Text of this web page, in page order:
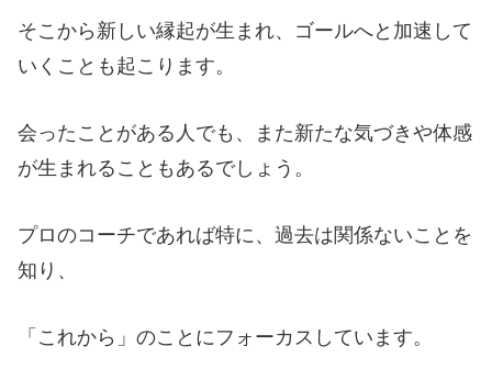
そこから新しい縁起が生まれ、ゴールへと加速して
いくことも起こります。
会ったことがある人でも、また新たな気づきや体感
が生まれることもあるでしょう。
プロのコーチであれば特に、過去は関係ないことを
知り、
「これから」のことにフォーカスしています。